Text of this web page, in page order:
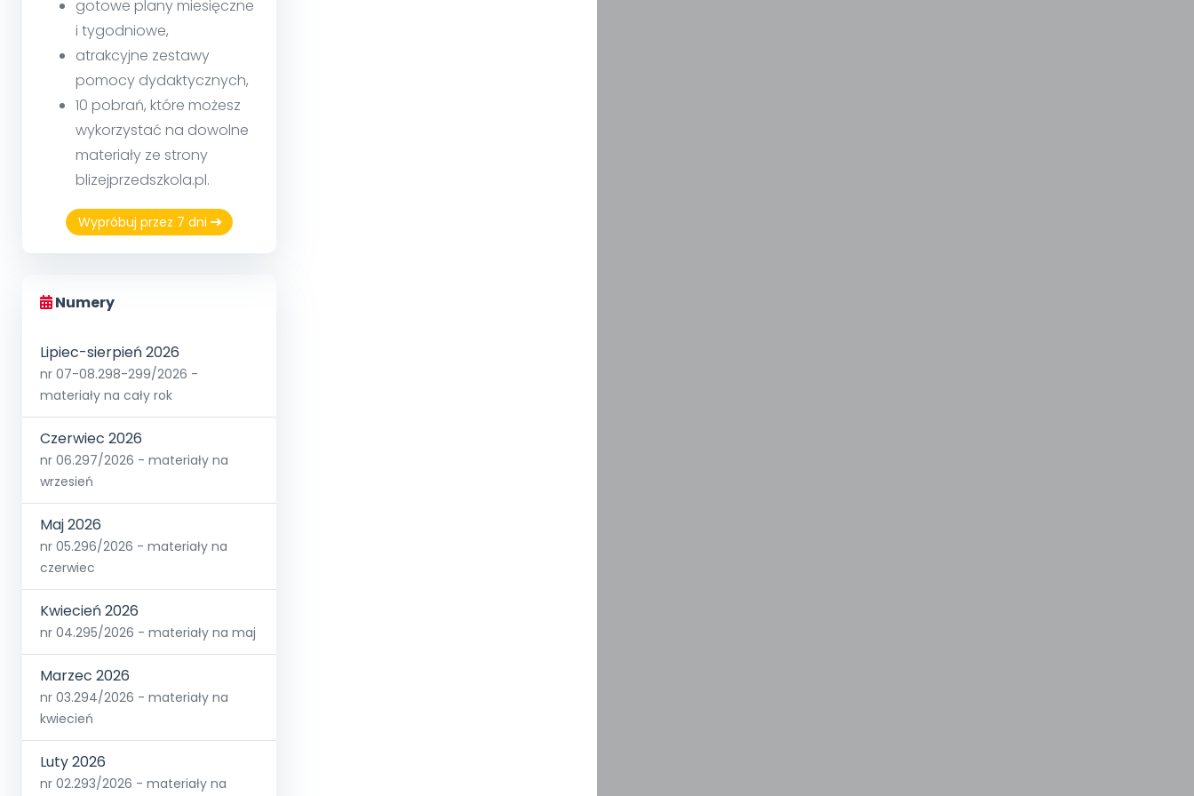
gotowe plany miesięczne
i tygodniowe,
atrakcyjne zestawy
pomocy dydaktycznych,
10 pobrań, które możesz
wykorzystać na dowolne
materiały ze strony
blizejprzedszkola.pl.
Wypróbuj przez 7 dni
Numery
Lipiec-sierpień 2026
nr 07-08.298-299/2026 -
materiały na cały rok
Czerwiec 2026
nr 06.297/2026 - materiały na
wrzesień
Maj 2026
nr 05.296/2026 - materiały na
czerwiec
Kwiecień 2026
nr 04.295/2026 - materiały na maj
Marzec 2026
nr 03.294/2026 - materiały na
kwiecień
Luty 2026
nr 02.293/2026 - materiały na